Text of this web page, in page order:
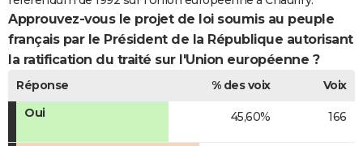
Approuvez-vous le projet de loi soumis au peuple
français par le Président de la République autorisant
la ratification du traité sur l'Union européenne ?
Réponse % des voix
Voix
Oui
45,60% 166